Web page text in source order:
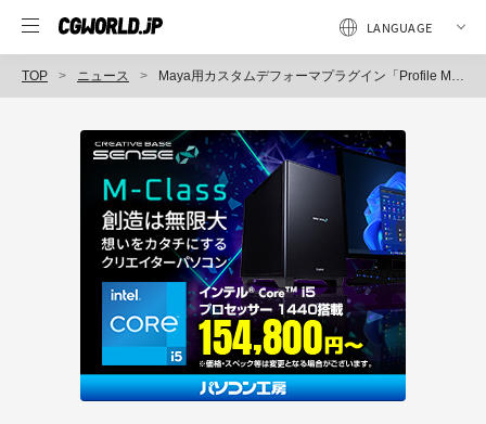
TOP ニュース Maya用カスタムデフォーマプラグイン「Profile Mover」、開発者がLinkedInで成果を報告 Pixarの論文をベースにMatin FalahManesh氏が独自実装